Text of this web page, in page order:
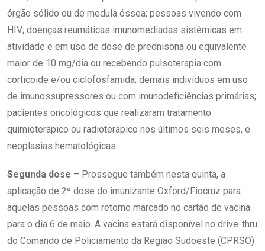
órgão sólido ou de medula óssea; pessoas vivendo com
HIV; doenças reumáticas imunomediadas sistêmicas em
atividade e em uso de dose de prednisona ou equivalente
maior de 10 mg/dia ou recebendo pulsoterapia com
corticoide e/ou ciclofosfamida; demais indivíduos em uso
de imunossupressores ou com imunodeficiências primárias;
pacientes oncológicos que realizaram tratamento
quimioterápico ou radioterápico nos últimos seis meses, e
neoplasias hematológicas.
Segunda dose – Prossegue também nesta quinta, a
aplicação de 2ª dose do imunizante Oxford/Fiocruz para
aquelas pessoas com retorno marcado no cartão de vacina
para o dia 6 de maio. A vacina estará disponível no drive-thru
do Comando de Policiamento da Região Sudoeste (CPRSO)